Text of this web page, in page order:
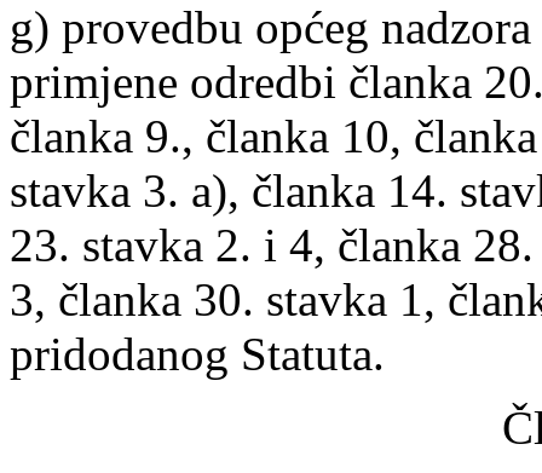
g) provedbu općeg
primjene odredbi članka
članka 9., članka 10,
stavka 3. a), članka 14.
23. stavka 2. i 4, članka
3, članka 30. stavka 1,
pridodanog Statuta.